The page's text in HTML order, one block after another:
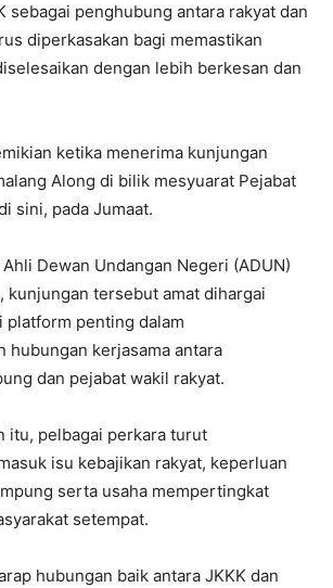
sebagai penghubung antara rakyat dan
diperkasakan bagi memastikan
dengan lebih berkesan dan
ketika menerima kunjungan
Along di bilik mesyuarat Pejabat
sini, pada Jumaat.
Dewan Undangan Negeri (ADUN)
kunjungan tersebut amat dihargai
platform penting dalam
hubungan kerjasama antara
dan pejabat wakil rakyat.
itu, pelbagai perkara turut
isu kebajikan rakyat, keperluan
serta usaha mempertingkat
setempat.
hubungan baik antara JKKK dan